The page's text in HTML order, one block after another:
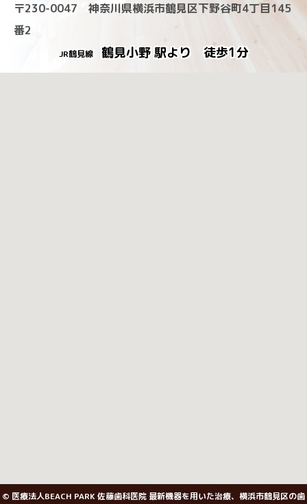
〒230-0047 神奈川県横浜市鶴見区下野谷町4丁目145
番2
JR鶴見線 鶴見小野 駅より 徒歩1分
© 医療法人BEACH PARK 佐藤歯科医院 最新機器を用いた治療、横浜市鶴見区の歯